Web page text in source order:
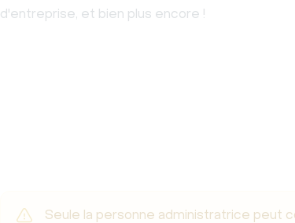
d'entreprise, et bien plus encore !
Seule la personne administratrice peut